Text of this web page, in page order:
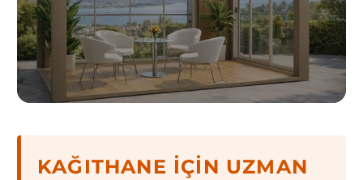
KAĞITHANE İÇIN UZMAN
Switzerland
Turkey
United